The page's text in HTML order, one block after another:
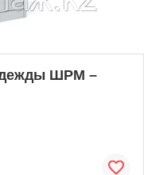
ШРМ –